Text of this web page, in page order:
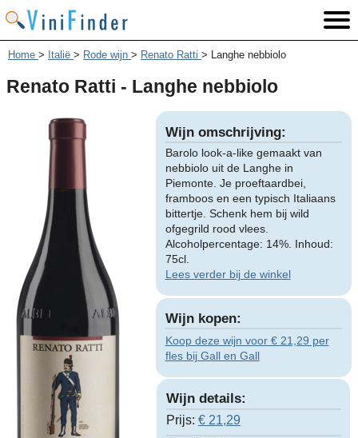
Home > Italië > Rode wijn > Renato Ratti > Langhe nebbiolo
Renato Ratti - Langhe nebbiolo
Wijn omschrijving:
Barolo look-a-like gemaakt van
nebbiolo uit de Langhe in
Piemonte. Je proeftaardbei,
framboos en een typisch Italiaans
bittertje. Schenk hem bij wild
ofgegrild rood vlees.
Alcoholpercentage: 14%. Inhoud:
75cl.
Lees verder bij de winkel
Wijn kopen:
Koop deze wijn voor € 21,29 per
fles bij Gall en Gall
Wijn details:
Prijs: € 21,29